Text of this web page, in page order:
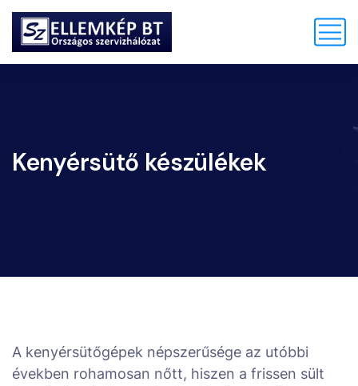
Kenyérsütő készülékek
A kenyérsütőgépek népszerűsége az utóbbi
években rohamosan nőtt, hiszen a frissen sült